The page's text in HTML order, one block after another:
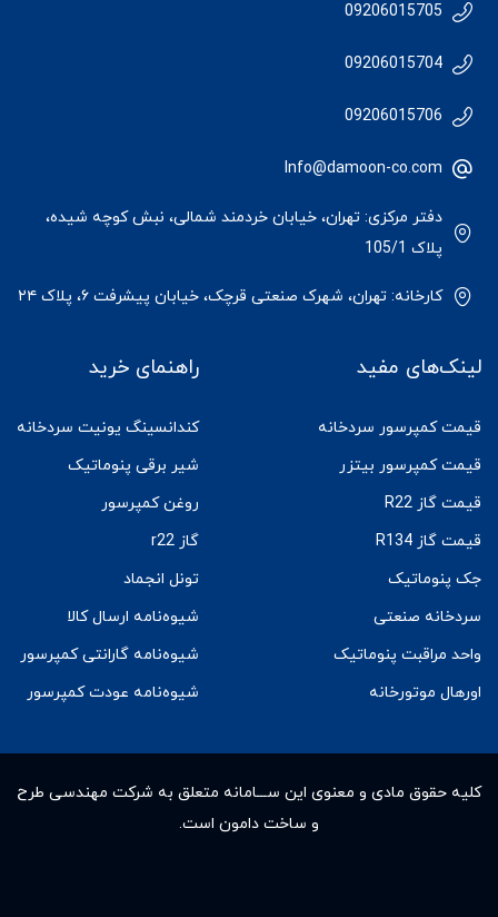
09206015705
09206015704
09206015706
Info@damoon-co.com
دفتر مرکزی: تهران، خیابان خردمند شمالی، نبش کوچه شیده،
پلاک 105/1
کارخانه: تهران، شهرک صنعتی قرچک، خیابان پیشرفت ۶، پلاک ۲۴
لینک‌های مفید
قیمت کمپرسور سردخانه
قیمت کمپرسور بیتزر
قیمت گاز R22
قیمت گاز R134
جک پنوماتیک
سردخانه صنعتی
واحد مراقبت پنوماتیک
اورهال موتورخانه
راهنمای خرید
کندانسینگ یونیت سردخانه
شیر برقی پنوماتیک
روغن کمپرسور
گاز r22
تونل انجماد
شیوه‌نامه ارسال کالا
شیوه‌نامه گارانتی کمپرسور
شیوه‌نامه عودت کمپرسور
کلیه حقوق مادى و معنوى این ســـامانه متعلق به شرکت مهندسی طرح
و ساخت دامون است.